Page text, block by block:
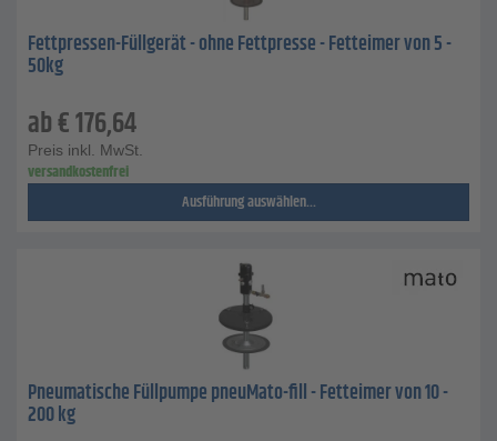
Fettpressen-Füllgerät - ohne Fettpresse - Fetteimer von 5 -
50kg
ab€176,64
Preis inkl. MwSt.
versandkostenfrei
Ausführung auswählen...
Pneumatische Füllpumpe pneuMato-fill - Fetteimer von 10 -
200 kg